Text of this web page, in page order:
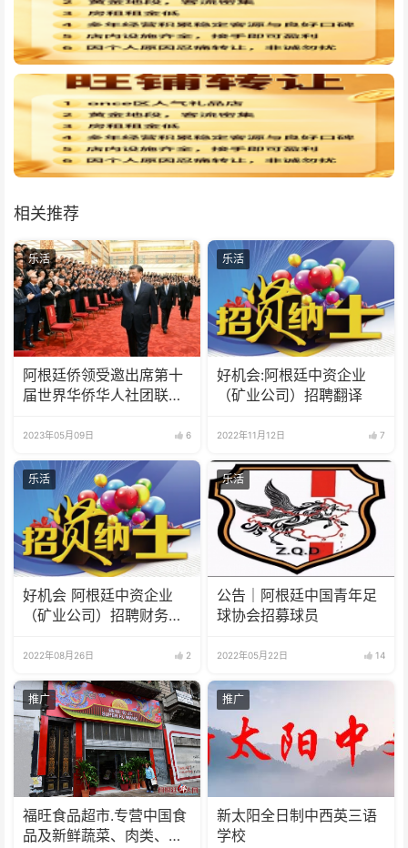
相关推荐
乐活
阿根廷侨领受邀出席第十
届世界华侨华人社团联谊
2023年05月09日 6
乐活
好机会:阿根廷中资企业
（矿业公司）招聘翻译
2022年11月12日 7
乐活
好机会 阿根廷中资企业
（矿业公司）招聘财务人
2022年08月26日 2
乐活
公告｜阿根廷中国青年足
球协会招募球员
2022年05月22日 14
推广
福旺食品超市.专营中国食
品及新鲜蔬菜、肉类、
推广
新太阳全日制中西英三语
学校